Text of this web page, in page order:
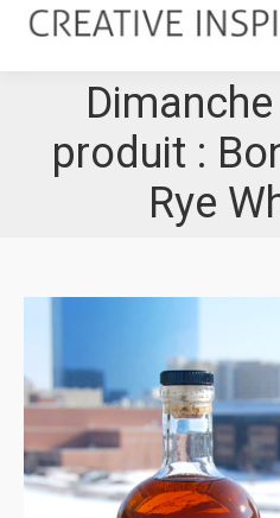
produit :
Rye